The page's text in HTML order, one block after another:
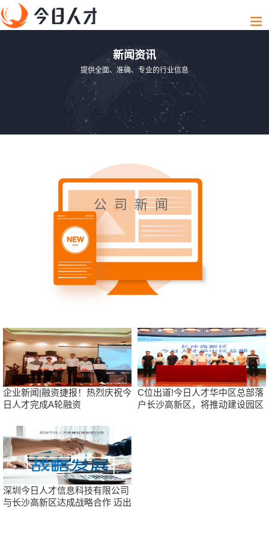
新闻资讯
提供全面、准确、专业的行业信息
公司新闻
企业新闻|融资捷报！热烈庆祝今
日人才完成A轮融资
C位出道!今日人才华中区总部落
户长沙高新区，将推动建设园区
深圳今日人才信息科技有限公司
与长沙高新区达成战略合作 迈出